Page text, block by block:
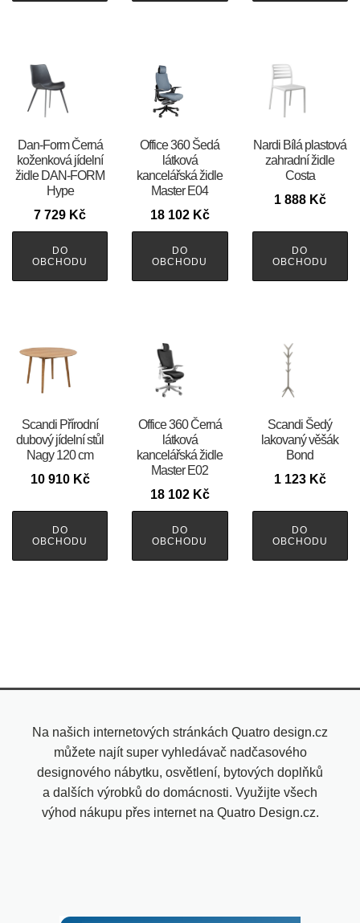
​​​​​Dan-Form Černá
koženková jídelní
židle DAN-FORM
Hype
7 729 Kč
DO
OBCHODU
Office 360 Šedá
látková
kancelářská židle
Master E04
18 102 Kč
DO
OBCHODU
Nardi Bílá plastová
zahradní židle
Costa
1 888 Kč
DO
OBCHODU
Scandi Přírodní
dubový jídelní stůl
Nagy 120 cm
10 910 Kč
DO
OBCHODU
Office 360 Černá
látková
kancelářská židle
Master E02
18 102 Kč
DO
OBCHODU
Scandi Šedý
lakovaný věšák
Bond
1 123 Kč
DO
OBCHODU
Na našich internetových stránkách Quatro design.cz
můžete najít super vyhledávač nadčasového
designového nábytku, osvětlení, bytových doplňků
a dalších výrobků do domácnosti. Využijte všech
výhod nákupu přes internet na Quatro Design.cz.